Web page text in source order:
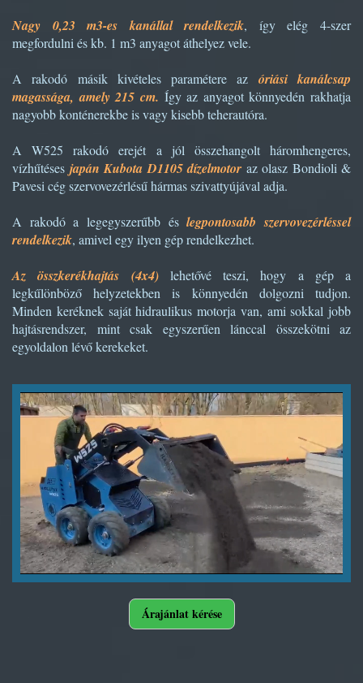
Nagy 0,23 m3-es kanállal rendelkezik, így elég 4-szer
megfordulni és kb. 1 m3 anyagot áthelyez vele.
A rakodó másik kivételes paramétere az óriási kanálcsap
magassága, amely 215 cm. Így az anyagot könnyedén rakhatja
nagyobb konténerekbe is vagy kisebb teherautóra.
A W525 rakodó erejét a jól összehangolt háromhengeres,
vízhűtéses japán Kubota D1105 dízelmotor az olasz Bondioli &
Pavesi cég szervovezérlésű hármas szivattyújával adja.
A rakodó a legegyszerűbb éslegpontosabb szervovezérléssel
rendelkezik, amivel egy ilyen gép rendelkezhet.
Az összkerékhajtás (4x4)lehetővé teszi, hogy a gép a
legkűlönböző helyzetekben is könnyedén dolgozni tudjon.
Minden keréknek saját hidraulikus motorja van, ami sokkal jobb
hajtásrendszer, mint csak egyszerűen lánccal összekötni az
egyoldalon lévő kerekeket.
Árajánlat kérése